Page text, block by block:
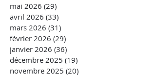
mai 2026 (29)
avril 2026 (33)
mars 2026 (31)
février 2026 (29)
janvier 2026 (36)
décembre 2025 (19)
novembre 2025 (20)